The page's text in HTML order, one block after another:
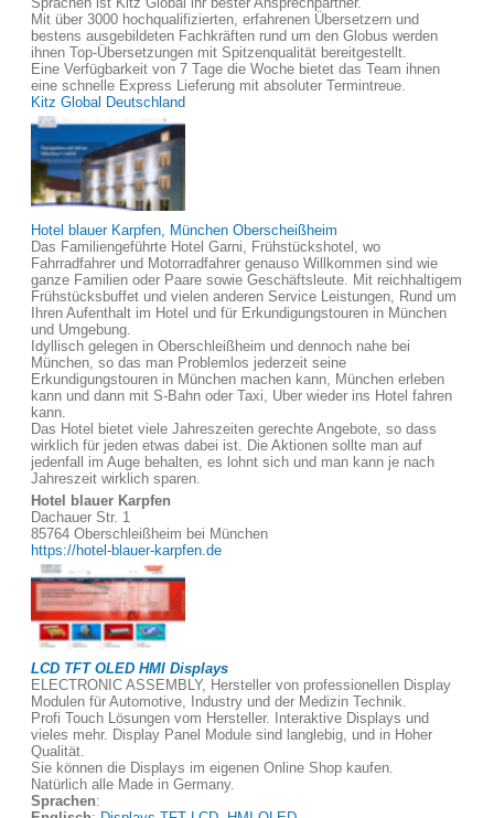
Mit über 3000 hochqualifizierten, erfahrenen Übersetzern und
bestens ausgebildeten Fachkräften rund um den Globus werden
ihnen Top-Übersetzungen mit Spitzenqualität bereitgestellt.
Eine Verfügbarkeit von 7 Tage die Woche bietet das Team ihnen
eine schnelle Express Lieferung mit absoluter Termintreue.
Kitz Global Deutschland
Hotel blauer Karpfen, München Oberscheißheim
Das Familiengeführte Hotel Garni, Frühstückshotel, wo
Fahrradfahrer und Motorradfahrer genauso Willkommen sind wie
ganze Familien oder Paare sowie Geschäftsleute. Mit reichhaltigem
Frühstücksbuffet und vielen anderen Service Leistungen, Rund um
Ihren Aufenthalt im Hotel und für Erkundigungstouren in München
und Umgebung.
Idyllisch gelegen in Oberschleißheim und dennoch nahe bei
München, so das man Problemlos jederzeit seine
Erkundigungstouren in München machen kann, München erleben
kann und dann mit S-Bahn oder Taxi, Uber wieder ins Hotel fahren
kann.
Das Hotel bietet viele Jahreszeiten gerechte Angebote, so dass
wirklich für jeden etwas dabei ist. Die Aktionen sollte man auf
jedenfall im Auge behalten, es lohnt sich und man kann je nach
Jahreszeit wirklich sparen.
Hotel blauer Karpfen
Dachauer Str. 1
85764 Oberschleißheim bei München
https://hotel-blauer-karpfen.de
LCD TFT OLED HMI Displays
ELECTRONIC ASSEMBLY, Hersteller von professionellen Display
Modulen für Automotive, Industry und der Medizin Technik.
Profi Touch Lösungen vom Hersteller. Interaktive Displays und
vieles mehr. Display Panel Module sind langlebig, und in Hoher
Qualität.
Sie können die Displays im eigenen Online Shop kaufen.
Natürlich alle Made in Germany.
Sprachen: